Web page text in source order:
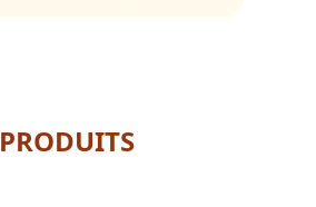
PRODUITS